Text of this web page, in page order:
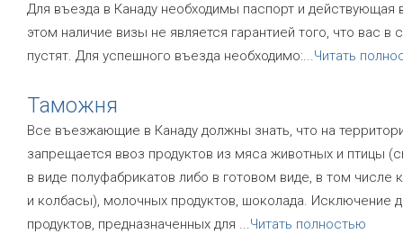
Для въезда в Канаду необходимы паспорт и действующая
этом наличие визы не является гарантией того, что вас в
пустят. Для успешного въезда необходимо:...Читать
Таможня
Все въезжающие в Канаду должны знать, что на
запрещается ввоз продуктов из мяса животных и птицы
в виде полуфабрикатов либо в готовом виде, в том числе
и колбасы), молочных продуктов, шоколада. Исключение
продуктов, предназначенных для ...Читать полностью